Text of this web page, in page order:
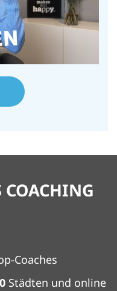
Coaches
Städten und online